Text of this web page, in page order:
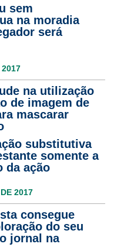
sem
na moradia
será
2017
na utilização
de imagem de
mascarar
substitutiva
somente a
da ação
2017
consegue
do seu
jornal na